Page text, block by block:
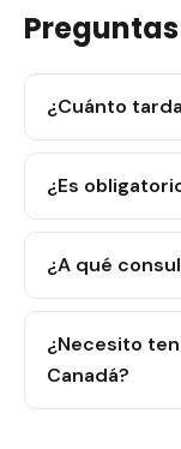
¿Cuánto
¿Es
¿A qué
¿Necesito
Canadá?